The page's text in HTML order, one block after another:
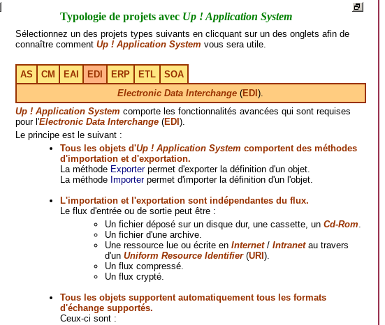
Typologie de projets avec Up ! Application System
Sélectionnez un des projets types suivants en clicquant sur un des onglets afin de
connaître comment Up ! Application System vous sera utile.
AS CM EAI EDI ERP ETL
SOA
Electronic Data Interchange (EDI).
Up ! Application System comporte les fonctionnalités avancées qui sont requises
pour l'Electronic Data Interchange(EDI).
Le principe est le suivant :
Tous les objets d'Up ! Application System comportent des méthodes
d'importation et d'exportation.
La méthode Exporterpermet d'exporter la définition d'un objet.
La méthode Importerpermet d'importer la définition d'un l'objet.
L'importation et l'exportation sont indépendantes du flux.
Le flux d'entrée ou de sortie peut être :
Un fichier déposé sur un disque dur, une cassette, un Cd-Rom
Un fichier d'une archive.
Une ressource lue ou écrite en Internet/ Intranetau travers
d'un Uniform Resource Identifier(URI).
Un flux compressé.
Un flux crypté.
Tous les objets supportent automatiquement tous les formats
d'échange supportés.
Ceux-ci sont :